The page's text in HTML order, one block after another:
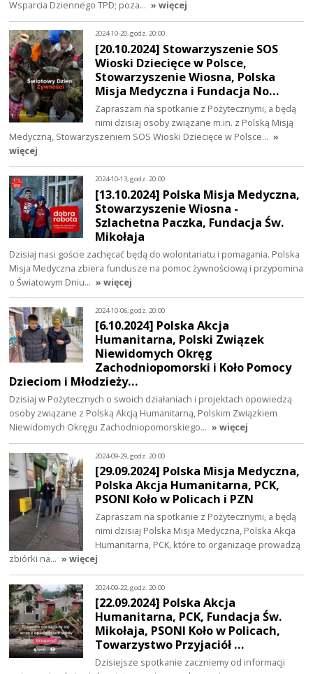
Wsparcia Dziennego TPD; poza… » więcej
2024-10-20, godz. 20:00
[20.10.2024] Stowarzyszenie SOS
Wioski Dziecięce w Polsce,
Stowarzyszenie Wiosna, Polska
Misja Medyczna i Fundacja No…
Zapraszam na spotkanie z Pożytecznymi, a będą
nimi dzisiaj osoby związane m.in. z Polską Misją
Medyczną, Stowarzyszeniem SOS Wioski Dziecięce w Polsce… »
więcej
2024-10-13, godz. 20:00
[13.10.2024] Polska Misja Medyczna,
Stowarzyszenie Wiosna -
Szlachetna Paczka, Fundacja Św.
Mikołaja
Dzisiaj nasi goście zachęcać będą do wolontariatu i pomagania. Polska
Misja Medyczna zbiera fundusze na pomoc żywnościową i przypomina
o Światowym Dniu… » więcej
2024-10-06, godz. 20:00
[6.10.2024] Polska Akcja
Humanitarna, Polski Związek
Niewidomych Okręg
Zachodniopomorski i Koło Pomocy
Dzieciom i Młodzieży…
Dzisiaj w Pożytecznych o swoich działaniach i projektach opowiedzą
osoby związane z Polską Akcją Humanitarną, Polskim Związkiem
Niewidomych Okręgu Zachodniopomorskiego… » więcej
2024-09-29, godz. 20:00
[29.09.2024] Polska Misja Medyczna,
Polska Akcja Humanitarna, PCK,
PSONI Koło w Policach i PZN
Zapraszam na spotkanie z Pożytecznymi, a będą
nimi dzisiaj Polska Misja Medyczna, Polska Akcja
Humanitarna, PCK, które to organizacje prowadzą
zbiórki na… » więcej
2024-09-22, godz. 20:00
[22.09.2024] Polska Akcja
Humanitarna, PCK, Fundacja Św.
Mikołaja, PSONI Koło w Policach,
Towarzystwo Przyjaciół …
Dzisiejsze spotkanie zaczniemy od informacji